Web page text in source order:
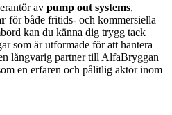
av pump out systems,
för både fritids- och kommersiella
kan du känna dig trygg tack
som är utformade för att hantera
långvarig partner till AlfaBryggan
en erfaren och pålitlig aktör inom